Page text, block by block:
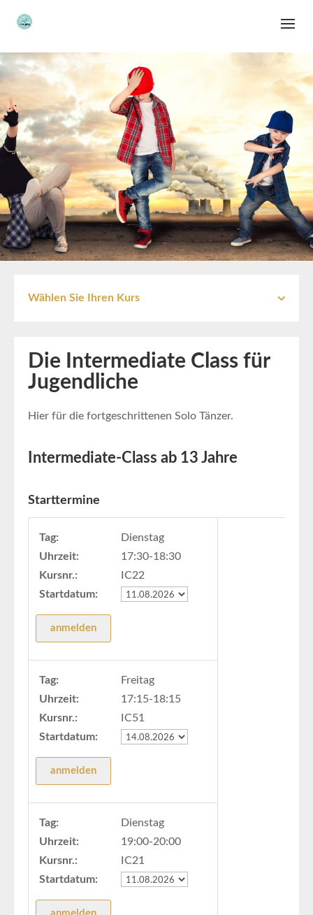
Wählen Sie Ihren Kurs
Die Intermediate Class für
Jugendliche
Hier für die fortgeschrittenen Solo Tänzer.
Intermediate-Class ab 13 Jahre
Starttermine
Tag:
Dienstag
Uhrzeit:
17:30-18:30
Kursnr.:
IC22
Startdatum:
Tag:
Freitag
Uhrzeit:
17:15-18:15
Kursnr.:
IC51
Startdatum:
Tag:
Dienstag
Uhrzeit:
19:00-20:00
Kursnr.:
IC21
Startdatum: